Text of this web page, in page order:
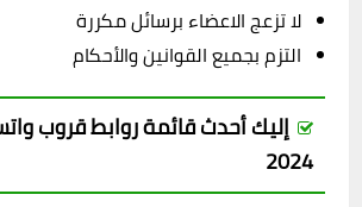
لا تزعج الاعضاء برسائل مكررة
التزم بجميع القوانين والأحكام
إليك أحدث قائمة روابط قروب
2024